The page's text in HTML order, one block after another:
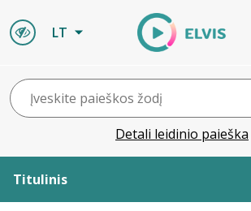
LT
Detali leidinio paieška
Titulinis